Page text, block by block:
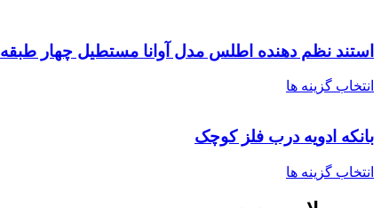
استند نظم دهنده اطلس مدل آوانا مستطیل چهار طبقه
انتخاب گزینه ها
بانکه ادویه درب فلز کوچک
انتخاب گزینه ها